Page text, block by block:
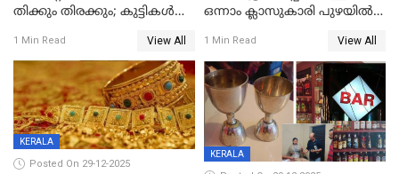
തിക്കും തിരക്കും; കുട്ടികള്‍
പരിക്ക്; പാളം മറികടന്ന
യുവാവ് ട്രെയിന്‍ തട്ടി മരിച്ചു
1 Min Read View All
ഒന്നാം ക്ലാസുകാരി പുഴയിൽ
കുട്ടികൾക്കൊപ്പം
കളിക്കുന്നതിനിടെ
1 Min Read View All
KERALA
Posted On 29-12-2025
KERALA